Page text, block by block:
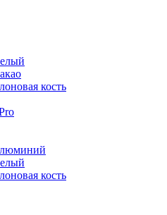
кость
кость